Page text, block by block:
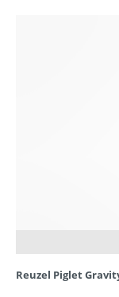
Reuzel Piglet